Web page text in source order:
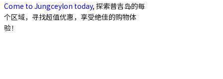
Come to Jungceylon today, 探索普吉岛的每
个区域，寻找超值优惠，享受绝佳的购物体
验！